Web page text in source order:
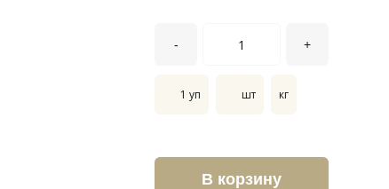
- +
1 уп шт кг
В корзину